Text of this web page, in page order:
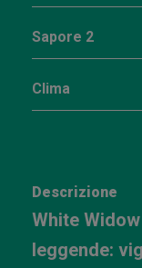
Sapore 2
Clima
Descrizione
White
leggende: